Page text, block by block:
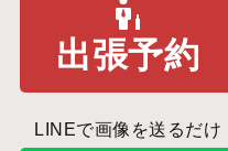
出張予約
LINEで画像を送るだけ